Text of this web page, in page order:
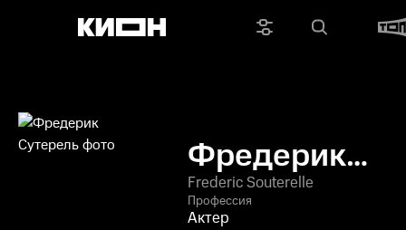
Фредерик
Сутерель
Frederic Souterelle
Профессия
Актер